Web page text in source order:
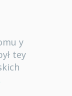
y
tey